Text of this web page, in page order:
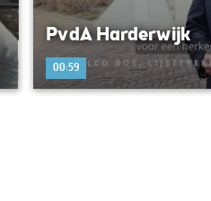
PvdA Harderwijk
00:59